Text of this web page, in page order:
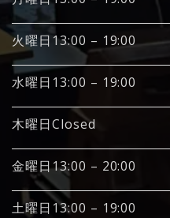
火曜日13:00 – 19:00
水曜日13:00 – 19:00
木曜日Closed
金曜日13:00 – 20:00
土曜日13:00 – 19:00